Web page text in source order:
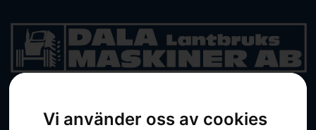
Vi använder oss av cookies
BEGAGNAT